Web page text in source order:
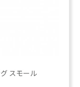
スモール